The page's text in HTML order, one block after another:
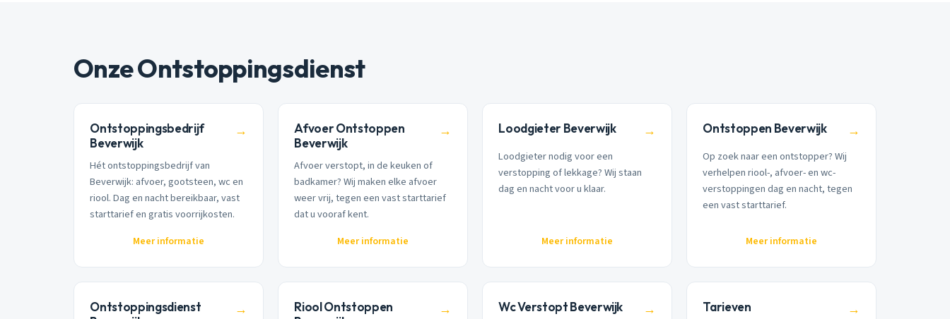
Onze Ontstoppingsdienst
Ontstoppingsbedrijf
Beverwijk
→
Hét ontstoppingsbedrijf van
Beverwijk: afvoer, gootsteen, wc en
riool. Dag en nacht bereikbaar, vast
starttarief en gratis voorrijkosten.
Meer informatie
Afvoer Ontstoppen
Beverwijk
→
Afvoer verstopt, in de keuken of
badkamer? Wij maken elke afvoer
weer vrij, tegen een vast starttarief
dat u vooraf kent.
Meer informatie
Loodgieter Beverwijk →
Loodgieter nodig voor een
verstopping of lekkage? Wij staan
dag en nacht voor u klaar.
Meer informatie
Ontstoppen Beverwijk →
Op zoek naar een ontstopper? Wij
verhelpen riool-, afvoer- en wc-
verstoppingen dag en nacht, tegen
een vast starttarief.
Meer informatie
Ontstoppingsdienst
→
Riool Ontstoppen
→ Wc Verstopt Beverwijk → Tarieven →